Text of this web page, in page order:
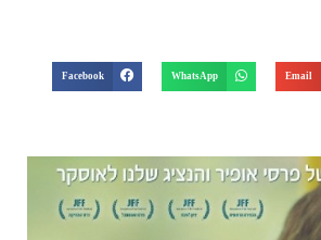
Email
WhatsApp
Facebook